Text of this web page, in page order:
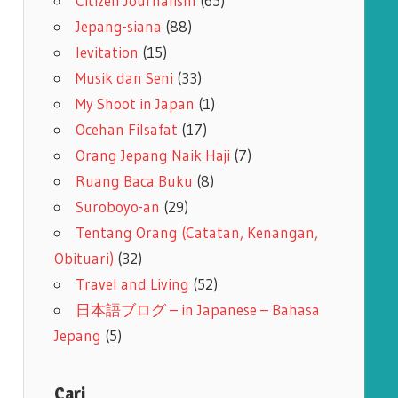
Jepang-siana (88)
levitation (15)
Musik dan Seni (33)
My Shoot in Japan (1)
Ocehan Filsafat (17)
Orang Jepang Naik Haji (7)
Ruang Baca Buku (8)
Suroboyo-an (29)
Tentang Orang (Catatan, Kenangan,
Obituari) (32)
Travel and Living (52)
日本語ブログ – in Japanese – Bahasa
Jepang (5)
Cari